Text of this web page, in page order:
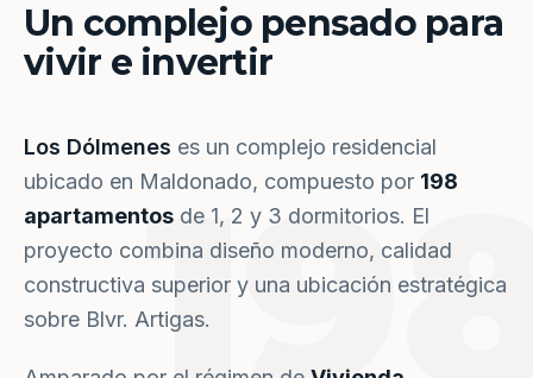
Un complejo pensado para
vivir e invertir
Los Dólmenes es un complejo residencial
ubicado en Maldonado, compuesto por 198
apartamentos de 1, 2 y 3 dormitorios. El
proyecto combina diseño moderno, calidad
constructiva superior y una ubicación estratégica
sobre Blvr. Artigas.